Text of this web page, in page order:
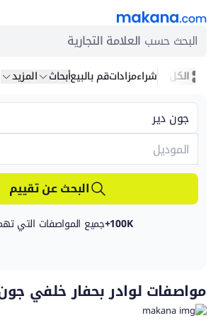
البحث حسب العلامة التجارية
الكل شراءمزاداتقم بالبيعأبحاث المزيد
البحث عن تقييم
100K+ جميع المواصفات التي
مواصفات لوادر بحفار خلفي جون